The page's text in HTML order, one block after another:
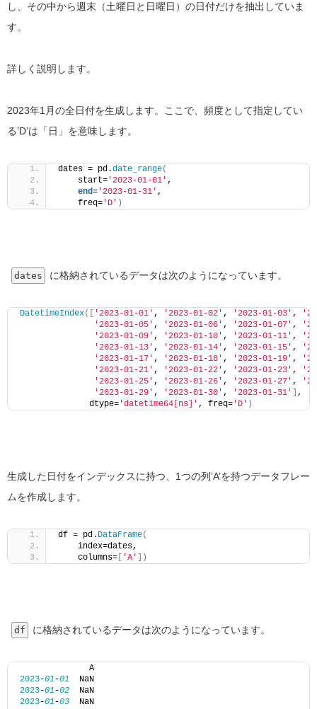
し、その中から週末（土曜日と日曜日）の日付だけを抽出していま
す。
詳しく説明します。
2023年1月の全日付を生成します。ここで、頻度として指定してい
る’D’は「日」を意味します。
dates = pd.date_range(
    start=
'2023-01-01' ,
end= '2023-01-31' ,
    freq=
'D' )
dates に格納されているデータは次のようになっています。
DatetimeIndex([ '2023-01-01' , '2023-01-02' , '2023-01-03' ,
'2023-01-05' , '2023-01-06' , '2023-01-07' ,
'2023-01-09' , '2023-01-10' , '2023-01-11' ,
'2023-01-13' , '2023-01-14' , '2023-01-15' ,
'2023-01-17' , '2023-01-18' , '2023-01-19' ,
'2023-01-21' , '2023-01-22' , '2023-01-23' ,
'2023-01-25' , '2023-01-26' , '2023-01-27' ,
'2023-01-29' , '2023-01-30' , '2023-01-31'
,
              dtype=
'datetime64[ns]' , freq= 'D' )
生成した日付をインデックスに持つ、1つの列’A’を持つデータフレー
ムを作成します。
df = pd. DataFrame(
    index=dates,
    columns=
[ 'A' ])
df に格納されているデータは次のようになっています。
              A
2023-01 -01
  NaN
2023-01 -02
  NaN
2023-01 -03
  NaN